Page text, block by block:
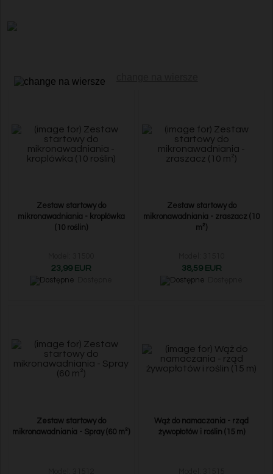
Zestaw startowy do
mikronawadniania - kroplówka
(10 roślin)
23,99 EUR
Zestaw startowy do
mikronawadniania - zraszacz (10
m²)
38,59 EUR
Zestaw startowy do
mikronawadniania - Spray (60 m²)
Wąż do namaczania - rząd
żywopłotów i roślin (15 m)